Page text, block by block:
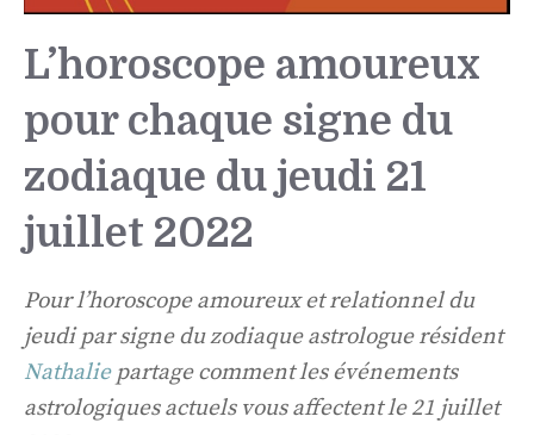
L’horoscope amoureux
pour chaque signe du
zodiaque du jeudi 21
juillet 2022
Pour l’horoscope amoureux et relationnel du
jeudi par signe du zodiaque astrologue résident
Nathaliepartage comment les événements
astrologiques actuels vous affectent le 21 juillet